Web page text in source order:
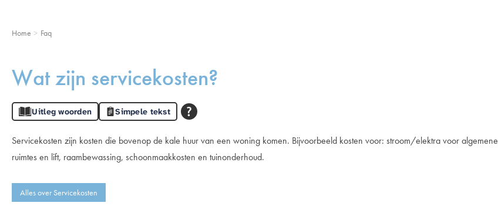
Home Faq
Wat zijn servicekosten?
Uitleg woorden Simpele tekst
Algemeen
Servicekosten zijn kosten die bovenop de kale huur van een woning komen. Bijvoorbeeld kosten voor: stroom/elektra voor algemene
ruimtes en lift, raambewassing, schoonmaakkosten en tuinonderhoud.
Alles over Servicekosten